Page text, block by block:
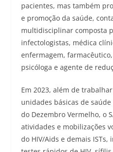
pacientes, mas também
e promoção da saúde,
multidisciplinar composta
infectologistas, médica
enfermagem,
psicóloga e agente de
Em 2023, além de
unidades básicas de
do Dezembro Vermelho, o
atividades e mobilizações
do HIV/Aids e demais